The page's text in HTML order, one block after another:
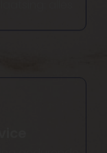
gedurende